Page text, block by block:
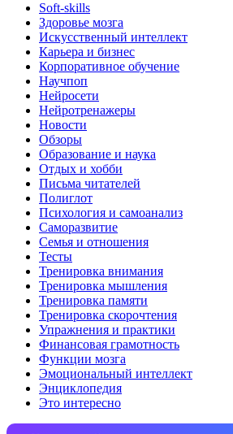
Soft-skills
Здоровье мозга
Искусственный интеллект
Карьера и бизнес
Корпоративное обучение
Научпоп
Нейросети
Нейротренажеры
Новости
Обзоры
Образование и наука
Отдых и хобби
Письма читателей
Полиглот
Психология и самоанализ
Саморазвитие
Семья и отношения
Тесты
Тренировка внимания
Тренировка мышления
Тренировка памяти
Тренировка скорочтения
Упражнения и практики
Финансовая грамотность
Функции мозга
Эмоциональный интеллект
Энциклопедия
Это интересно